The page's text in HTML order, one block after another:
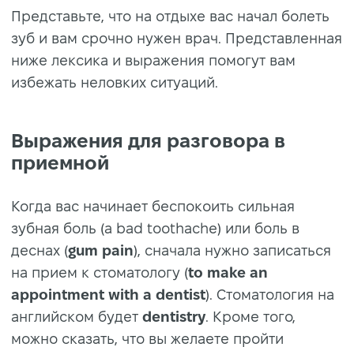
Представьте, что на отдыхе вас начал болеть
зуб и вам срочно нужен врач. Представленная
ниже лексика и выражения помогут вам
избежать неловких ситуаций.
Выражения для разговора в
приемной
Когда вас начинает беспокоить сильная
зубная боль (a bad toothache) или боль в
деснах (gum pain), сначала нужно записаться
на прием к стоматологу (to make an
appointment with a dentist). Стоматология на
английском будет dentistry. Кроме того,
можно сказать, что вы желаете пройти